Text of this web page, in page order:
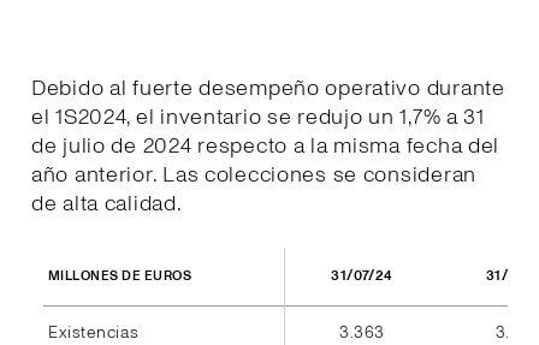
Debido al fuerte desempeño operativo durante
el 1S2024, el inventario se redujo un 1,7% a 31
de julio de 2024 respecto a la misma fecha del
año anterior. Las colecciones se consideran
de alta calidad.
MILLONES DE EUROS 31/07/24 31/07/
Existencias 3.363 3.420